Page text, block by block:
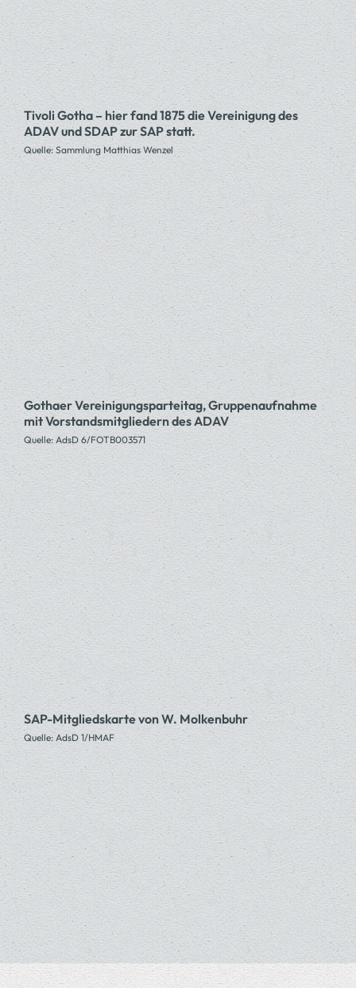
Tivoli Gotha – hier fand 1875 die Vereinigung des
ADAV und SDAP zur SAP statt.
Quelle: Sammlung Matthias Wenzel
Gothaer Vereinigungsparteitag, Gruppenaufnahme
mit Vorstandsmitgliedern des ADAV
Quelle: AdsD 6/FOTB003571
SAP-Mitgliedskarte von W. Molkenbuhr
Quelle: AdsD 1/HMAF